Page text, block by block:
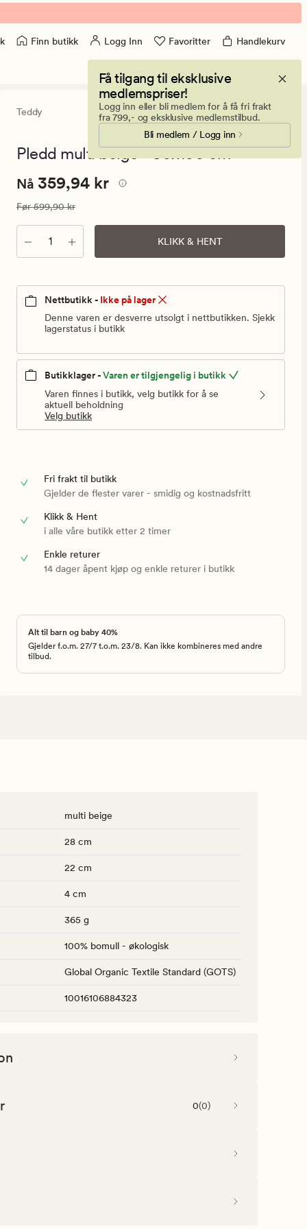
Finn butikk Logg Inn Favoritter Handlekurv
Få tilgang til eksklusive
medlemspriser!
Logg inn eller bli medlem for å få fri frakt
fra 799,- og eksklusive medlemstilbud.
Bli medlem / Logg inn
Teddy
0
en
0
Pledd multi beige - 80x100 cm
Nåværende
359,94
kr.
Vanlig
pris
Nåværende pris
Nå 359,94 kr
Vanlig pris 599,90 kr
Før599,90 kr
Antall KLIKK & HENT
Nettbutikk - Ikke på lager
Denne varen er desverre utsolgt i nettbutikken. Sjekk
lagerstatus i butikk
Butikklager -Varen er tilgjengelig i butikk
Varen finnes i butikk, velg butikk for å se
aktuell beholdning
Velg butikk
Fri frakt til butikk
Gjelder de flester varer - smidig og kostnadsfritt
Klikk & Hent
i alle våre butikk etter 2 timer
Enkle returer
14 dager åpent kjøp og enkle returer i butikk
Alt til barn og baby 40%
Gjelder f.o.m. 27/7 t.o.m. 23/8. Kan ikke kombineres med andre
tilbud.
multi beige
28 cm
22 cm
4 cm
365 g
100% bomull - økologisk
Global Organic Textile Standard (GOTS)
10016106884323
0(0)